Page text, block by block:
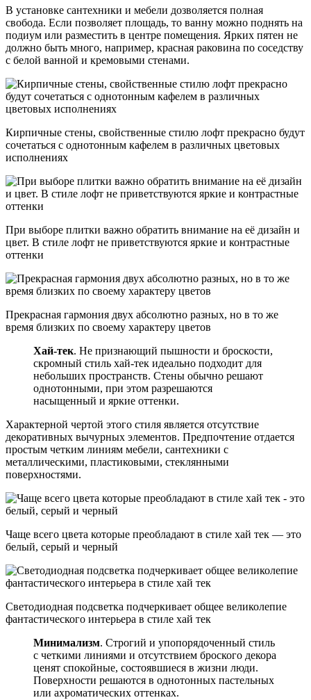
В установке сантехники и мебели дозволяется полная
свобода. Если позволяет площадь, то ванну можно поднять на
подиум или разместить в центре помещения. Ярких пятен не
должно быть много, например, красная раковина по соседству
с белой ванной и кремовыми стенами.
Кирпичные стены, свойственные стилю лофт прекрасно будут
сочетаться с однотонным кафелем в различных цветовых
исполнениях
При выборе плитки важно обратить внимание на её дизайн и
цвет. В стиле лофт не приветствуются яркие и контрастные
оттенки
Прекрасная гармония двух абсолютно разных, но в то же
время близких по своему характеру цветов
Хай-тек. Не признающий пышности и броскости,
скромный стиль хай-тек идеально подходит для
небольших пространств. Стены обычно решают
однотонными, при этом разрешаются
насыщенный и яркие оттенки.
Характерной чертой этого стиля является отсутствие
декоративных вычурных элементов. Предпочтение отдается
простым четким линиям мебели, сантехники с
металлическими, пластиковыми, стеклянными
поверхностями.
Чаще всего цвета которые преобладают в стиле хай тек — это
белый, серый и черный
Светодиодная подсветка подчеркивает общее великолепие
фантастического интерьера в стиле хай тек
Минимализм. Строгий и упопорядоченный стиль
с четкими линиями и отсутствием броского декора
ценят спокойные, состоявшиеся в жизни люди.
Поверхности решаются в однотонных пастельных
или ахроматических оттенках.